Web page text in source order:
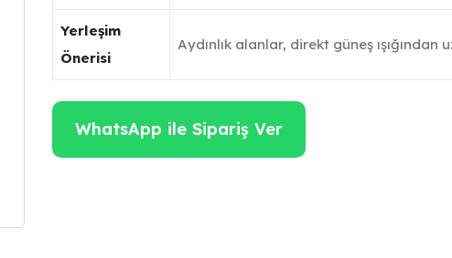
Yerleşim
Önerisi
Aydınlık alanlar, direkt güneş ışığından
WhatsApp ile Sipariş Ver